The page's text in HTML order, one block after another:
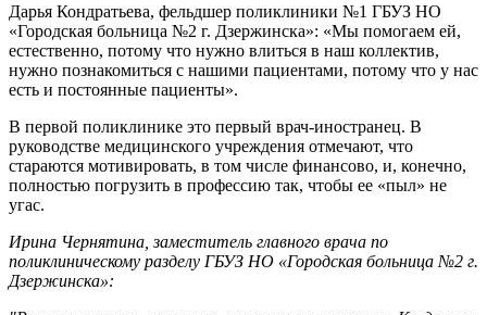
Дарья Кондратьева, фельдшер поликлиники №1 ГБУЗ НО
«Городская больница №2 г. Дзержинска»: «Мы помогаем ей,
естественно, потому что нужно влиться в наш коллектив,
нужно познакомиться с нашими пациентами, потому что у нас
есть и постоянные пациенты».
В первой поликлинике это первый врач-иностранец. В
руководстве медицинского учреждения отмечают, что
стараются мотивировать, в том числе финансово, и, конечно,
полностью погрузить в профессию так, чтобы ее «пыл» не
угас.
Ирина Чернятина, заместитель главного врача по
поликлиническому разделу ГБУЗ НО «Городская больница №2 г.
Дзержинска»: